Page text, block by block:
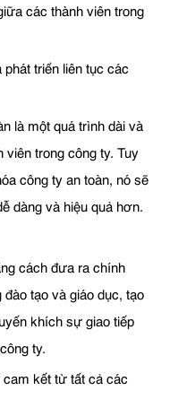
các thành viên trong
triển liên tục các
là một quá trình dài và
trong công ty. Tuy
công ty an toàn, nó sẽ
dàng và hiệu quả hơn.
cách đưa ra chính
tạo và giáo dục, tạo
khích sự giao tiếp
ty.
kết từ tất cả các